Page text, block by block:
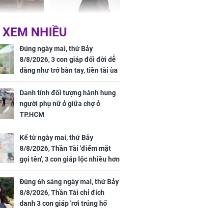
Thúy:
theo "lô",
gái biệt thự
"nốt nhạc"
Triệu Lệ Dĩnh liên tiếp
được Kim Ưng ưu ái,
đãi ngộ đặc biệt gây
chú ý
đối tượng
ở
NHIỀU
Đúng ngày mai, thứ Bảy
8/8/2026, 3 con giáp đổi đời dễ
dàng như trở bàn tay, tiền tài ùa
tới, ngồi không lộc cũng đến,
phú quý theo tới già
Danh tính đối tượng hành hung
người phụ nữ ở giữa chợ ở
TP.HCM
Kể từ ngày mai, thứ Bảy
8/8/2026, Thần Tài 'điểm mặt
gọi tên', 3 con giáp lộc nhiều hơn
sông, tài vận sáng như trăng
Rằm, chính thức hết khổ
Đúng 6h sáng ngày mai, thứ Bảy
8/8/2026, Thần Tài chỉ đích
danh 3 con giáp 'rơi trúng hố